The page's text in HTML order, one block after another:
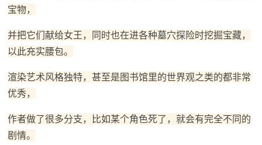
宝物，
并把它们献给女王，同时也在进各种墓穴探险时挖掘宝藏，
以此充实腰包。
渲染艺术风格独特，甚至是图书馆里的世界观之类的都非常
优秀，
作者做了很多分支，比如某个角色死了，就会有完全不同的
剧情。